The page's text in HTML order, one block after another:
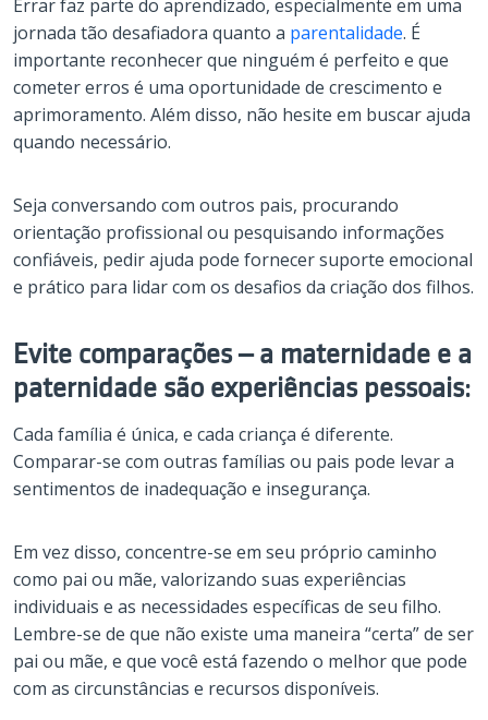
Errar faz parte do aprendizado, especialmente em uma
jornada tão desafiadora quanto a parentalidade. É
importante reconhecer que ninguém é perfeito e que
cometer erros é uma oportunidade de crescimento e
aprimoramento. Além disso, não hesite em buscar ajuda
quando necessário.
Seja conversando com outros pais, procurando
orientação profissional ou pesquisando informações
confiáveis, pedir ajuda pode fornecer suporte emocional
e prático para lidar com os desafios da criação dos filhos.
Evite comparações – a maternidade e a
paternidade são experiências pessoais:
Cada família é única, e cada criança é diferente.
Comparar-se com outras famílias ou pais pode levar a
sentimentos de inadequação e insegurança.
Em vez disso, concentre-se em seu próprio caminho
como pai ou mãe, valorizando suas experiências
individuais e as necessidades específicas de seu filho.
Lembre-se de que não existe uma maneira “certa” de ser
pai ou mãe, e que você está fazendo o melhor que pode
com as circunstâncias e recursos disponíveis.